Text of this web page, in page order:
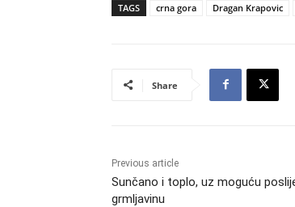
TAGS
crna gora Dragan Krapovic
Share
Previous article
Sunčano i toplo, uz moguću
grmljavinu